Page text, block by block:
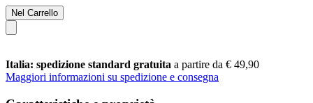
Nel Carrello
Italia: spedizione standard gratuita a partire da € 49,90
Maggiori informazioni su spedizione e consegna